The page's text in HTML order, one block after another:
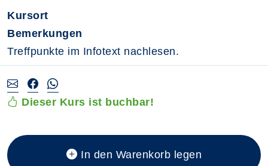
Kursort
Bemerkungen
Treffpunkte im Infotext nachlesen.
Dieser Kurs ist buchbar!
In den Warenkorb legen